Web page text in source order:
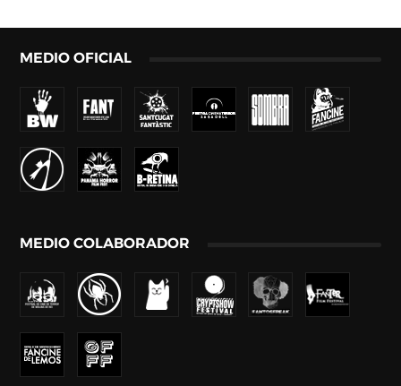
MEDIO OFICIAL
MEDIO COLABORADOR